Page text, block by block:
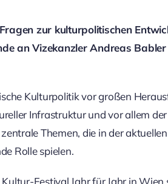
zur kulturpolitischen
an Vizekanzler Andreas
Kulturpolitik vor großen
Infrastruktur und vor allem
Themen, die in der
Rolle spielen.
Festival Jahr für Jahr in